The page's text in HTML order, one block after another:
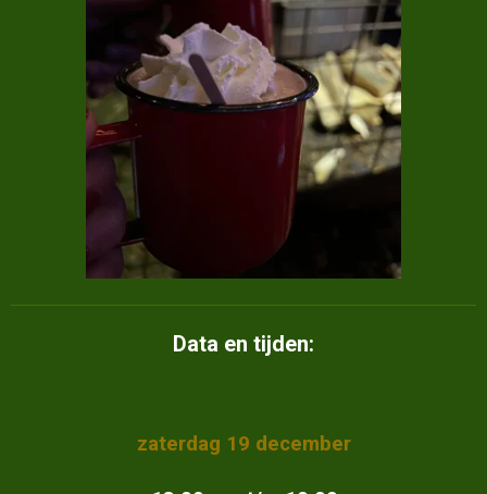
Data en tijden:
zaterdag 19 december